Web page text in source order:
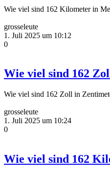
Wie viel sind 162 Kilometer in
grosseleute
1. Juli 2025 um 10:12
0
Wie viel sind 162
Wie viel sind 162 Zoll in
grosseleute
1. Juli 2025 um 10:24
0
Wie viel sind 162